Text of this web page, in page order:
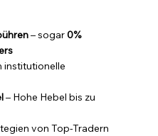
– sogar 0%
institutionelle
– Hohe Hebel bis zu
von Top-Tradern